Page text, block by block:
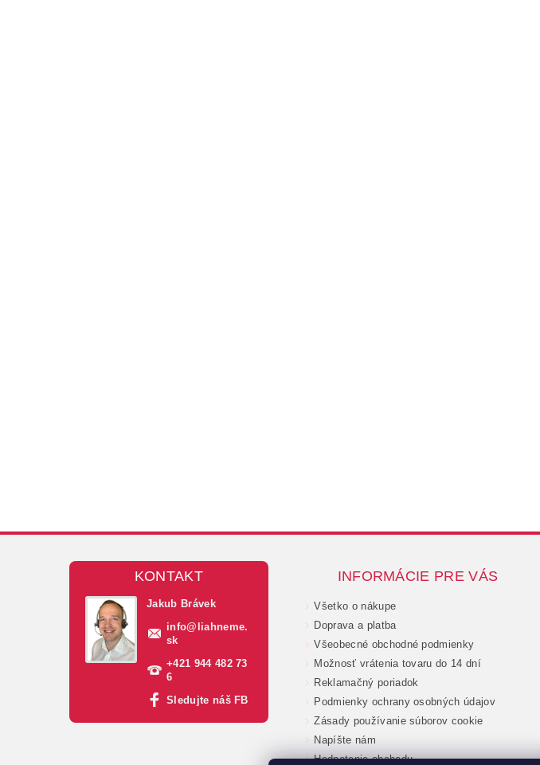
KONTAKT
Jakub Brávek
info@ liahneme.
sk
+421 944 482 73
6
Sledujte náš FB
INFORMÁCIE PRE VÁS
Všetko o nákupe
Doprava a platba
Všeobecné obchodné podmienky
Možnosť vrátenia tovaru do 14 dní
Reklamačný poriadok
Podmienky ochrany osobných údajov
Zásady používanie súborov cookie
Napíšte nám
Hodnotenie obchodu